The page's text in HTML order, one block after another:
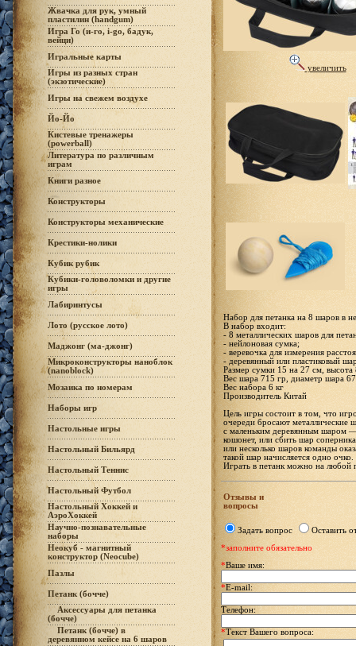
Жвачка для рук, умный
пластилин (handgum)
Игра Го (и-го, i-go, бадук,
вейци)
Игральные карты
Игры из разных стран
(экзотические)
Игры на свежем воздухе
Йо-Йо
Кистевые тренажеры
(powerball)
Литература по различным
играм
Книги разное
Конструкторы
Конструкторы механические
Крестики-нолики
Кубик рубик
Кубики-головоломки и другие
игры
Лабиринтусы
Лото (русское лото)
Маджонг (ма-джонг)
Микроконструкторы наноблок
(nanoblock)
Мозаика по номерам
Наборы игр
Настольные игры
Настольный Бильярд
Настольный Теннис
Настольный Футбол
Настольный Хоккей и
АэроХоккей
Научно-познавательные
наборы
Неокуб - магнитный
конструктор (Neocube)
Пазлы
Петанк (бочче)
Аксессуары для петанка
(бочче)
Петанк (бочче) в
деревянном кейсе на 6 шаров
увеличить
Набор для петанка на 8 шаров в
В набор входит:
- 8 металлических шаров для
- нейлоновая сумка;
- веревочка для измерения
- деревянный или пластиковый
Размер сумки 15 на 27 см, высота
Вес шара 715 гр, диаметр шара
Вес набора 6 кг
Производитель Китай
Цель игры состоит в том, что
очереди бросают металлические
с маленьким деревянным шаром
кошонет, или сбить шар
или несколько шаров команды
такой шар начисляется одно
Играть в петанк можно на любой
Отзывы и
вопросы
Задать вопрос
Оставить
*заполните обязательно
*Ваше имя:
*E-mail:
Телефон:
*Текст Вашего вопроса: